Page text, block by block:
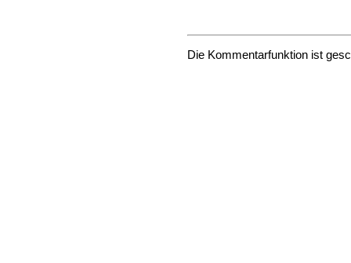
Die Kommentarfunktion ist